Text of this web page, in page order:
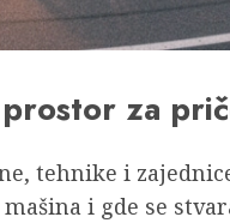
za
tehnike i
i gde se